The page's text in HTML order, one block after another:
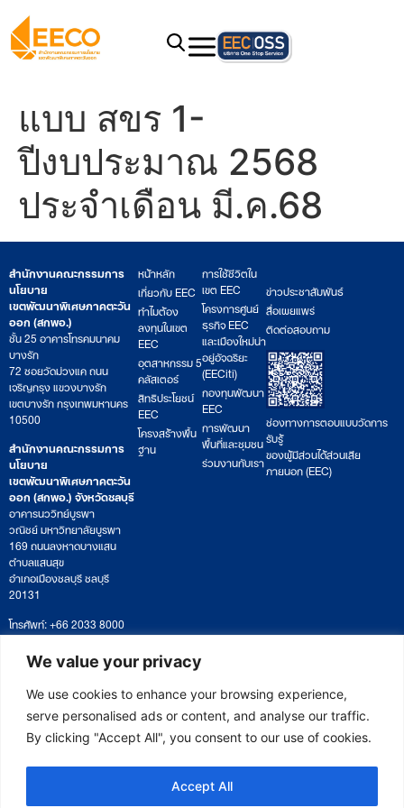
We value your privacy
We use cookies to enhance your browsing experience,
serve personalised ads or content, and analyse our traffic.
By clicking "Accept All", you consent to our use of cookies.
Accept All
แบบ สขร 1-
ปีงบประมาณ 2568
ประจำเดือน มี.ค.68
สำนักงานคณะกรรมการ
นโยบาย
เขตพัฒนาพิเศษภาคตะวัน
ออก (สกพอ.)
ชั้น 25 อาคารโทรคมนาคม
บางรัก
72 ซอยวัดม่วงแค ถนน
เจริญกรุง แขวงบางรัก
เขตบางรัก กรุงเทพมหานคร
10500
สำนักงานคณะกรรมการ
นโยบาย
เขตพัฒนาพิเศษภาคตะวัน
ออก (สกพอ.) จังหวัดชลบุรี
อาคารนววิทย์บูรพา
วณิชย์ มหาวิทยาลัยบูรพา
169 ถนนลงหาดบางแสน
ตำบลแสนสุข
อำเภอเมืองชลบุรี ชลบุรี
20131
โทรศัพท์: +66 2033 8000
เวลาทำการ: จันทร์ – ศุกร์
09:00 – 17:00 น.
ติดตามหนังสือหรือยื่นเอกสาร
saraban@eeco.or.th
หน้าหลัก
เกี่ยวกับ EEC
ทำไมต้อง
ลงทุนในเขต
EEC
อุตสาหกรรม 5
คลัสเตอร์
สิทธิประโยชน์
EEC
โครงสร้างพื้น
ฐาน
การใช้ชีวิตใน
เขต EEC
โครงการศูนย์
ธุรกิจ EEC
และเมืองใหม่น่า
อยู่อัจฉริยะ
(EECiti)
กองทุนพัฒนา
EEC
การพัฒนา
พื้นที่และชุมชน
ร่วมงานกับเรา
ข่าวประชาสัมพันธ์
สื่อเผยแพร่
ติดต่อสอบถาม
ช่องทางการตอบแบบวัดการ
รับรู้
ของผู้มีส่วนได้ส่วนเสีย
ภายนอก (EEC)
Copyright © 2025 Eastern Economic Corridor Office (EECO)